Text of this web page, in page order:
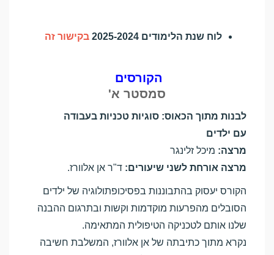
לוח שנת הלימודים 2025-2024 בקישור זה
הקורסים
סמסטר א'
לבנות מתוך הכאוס: סוגיות טכניות בעבודה
עם ילדים
מרצה: מיכל זלינגר
מרצה אורחת לשני שיעורים: ד"ר אן אלוורז.
הקורס יעסוק בהתבוננות בפסיכופתולוגיה של ילדים
הסובלים מהפרעות מוקדמות וקשות ובתרגום ההבנה
שלנו אותם לטכניקה הטיפולית המתאימה.
נקרא מתוך כתיבתה של אן אלוורז, המשלבת חשיבה